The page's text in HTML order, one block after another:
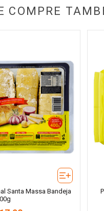
COMPRE
Santa Massa Bandeja